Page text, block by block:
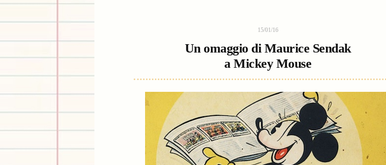
15/01/16
Un omaggio di Maurice Sendak
a Mickey Mouse